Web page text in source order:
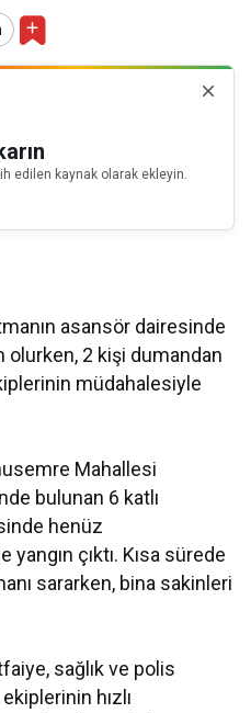
edilen kaynak olarak ekleyin.
asansör dairesinde
olurken, 2 kişi dumandan
müdahalesiyle
Mahallesi
bulunan 6 katlı
henüz
çıktı. Kısa sürede
sararken, bina sakinleri
sağlık ve polis
hızlı